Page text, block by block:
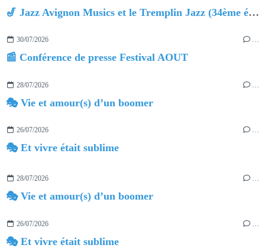
🎷 Jazz Avignon Musics et le Tremplin Jazz (34ème édition)
30/07/2026 …
📰 Conférence de presse Festival AOUT
28/07/2026
🎭 Vie et amour(s) d’un boomer
26/07/2026 …
🎭 Et vivre était sublime
28/07/2026 …
🎭 Vie et amour(s) d’un boomer
26/07/2026
🎭 Et vivre était sublime